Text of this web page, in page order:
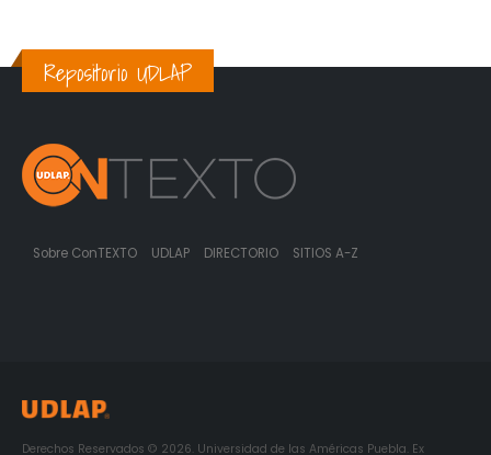
Repositorio UDLAP
Sobre ConTEXTO UDLAP DIRECTORIO SITIOS A-Z
Derechos Reservados © 2026. Universidad de las Américas Puebla. Ex